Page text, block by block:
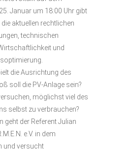
Januar um 18:00 Uhr gibt
aktuellen rechtlichen
technischen
und
die Ausrichtung des
soll die PV-Anlage sein?
möglichst viel des
selbst zu verbrauchen?
geht der Referent Julian
e.V. in dem
und versucht